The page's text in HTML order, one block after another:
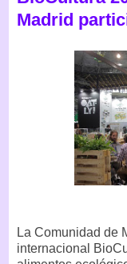
Madrid
La Comunidad de
internacional